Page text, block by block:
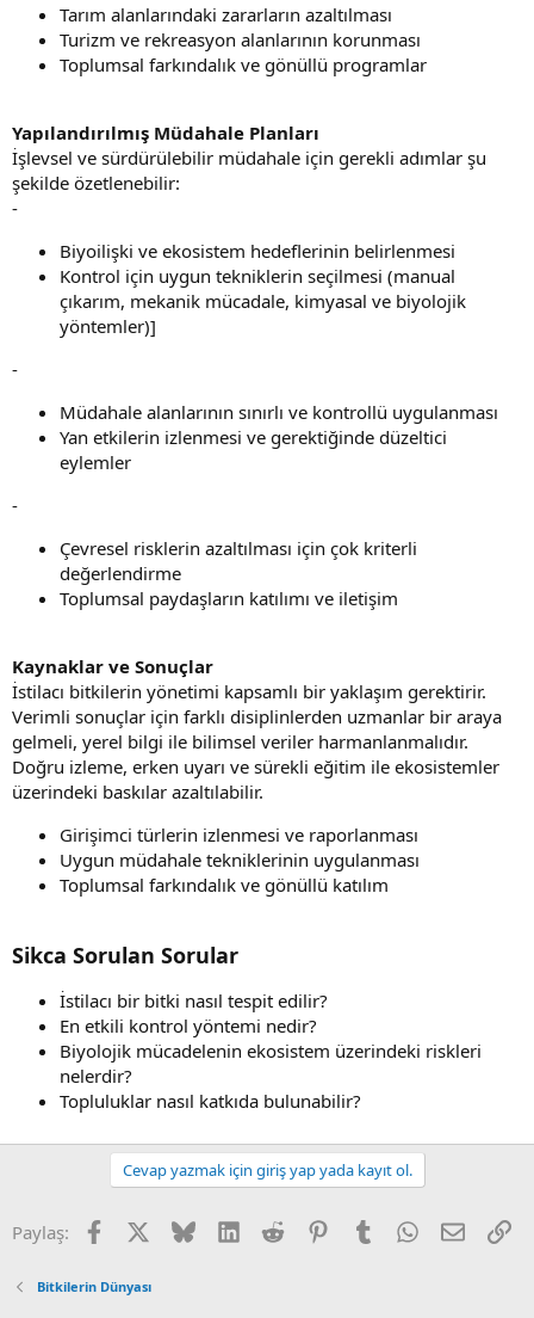
Tarım alanlarındaki zararların azaltılması
Turizm ve rekreasyon alanlarının korunması
Toplumsal farkındalık ve gönüllü programlar
Yapılandırılmış Müdahale Planları
İşlevsel ve sürdürülebilir müdahale için gerekli adımlar şu
şekilde özetlenebilir:
-
Biyoilişki ve ekosistem hedeflerinin belirlenmesi
Kontrol için uygun tekniklerin seçilmesi (manual
çıkarım, mekanik mücadale, kimyasal ve biyolojik
yöntemler)]
-
Müdahale alanlarının sınırlı ve kontrollü uygulanması
Yan etkilerin izlenmesi ve gerektiğinde düzeltici
eylemler
-
Çevresel risklerin azaltılması için çok kriterli
değerlendirme
Toplumsal paydaşların katılımı ve iletişim
Kaynaklar ve Sonuçlar
İstilacı bitkilerin yönetimi kapsamlı bir yaklaşım gerektirir.
Verimli sonuçlar için farklı disiplinlerden uzmanlar bir araya
gelmeli, yerel bilgi ile bilimsel veriler harmanlanmalıdır.
Doğru izleme, erken uyarı ve sürekli eğitim ile ekosistemler
üzerindeki baskılar azaltılabilir.
Girişimci türlerin izlenmesi ve raporlanması
Uygun müdahale tekniklerinin uygulanması
Toplumsal farkındalık ve gönüllü katılım
Sikca Sorulan Sorular
İstilacı bir bitki nasıl tespit edilir?
En etkili kontrol yöntemi nedir?
Biyolojik mücadelenin ekosistem üzerindeki riskleri
nelerdir?
Topluluklar nasıl katkıda bulunabilir?
Cevap yazmak için giriş yap yada kayıt ol.
Paylaş: FacebookX (Twitter)
BlueskyLinkedInReddit PinterestTumblr WhatsApp
E-posta
Bitkilerin Dünyası